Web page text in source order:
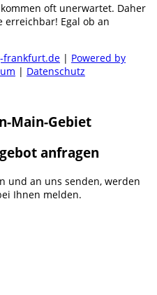
oft unerwartet. Daher
Egal ob an
frankfurt.de | Powered by
| Datenschutz
Main-Gebiet
anfragen
und an uns senden, werden
Ihnen melden.